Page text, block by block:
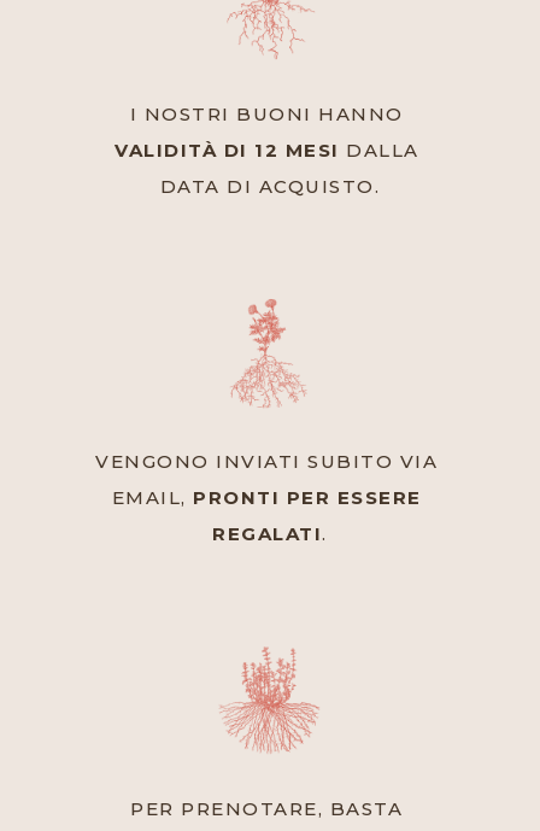
VALIDITÀ DI 12 MESI DALLA
DATA DI ACQUISTO.
VENGONO INVIATI SUBITO VIA
EMAIL, PRONTI PER ESSERE
REGALATI.